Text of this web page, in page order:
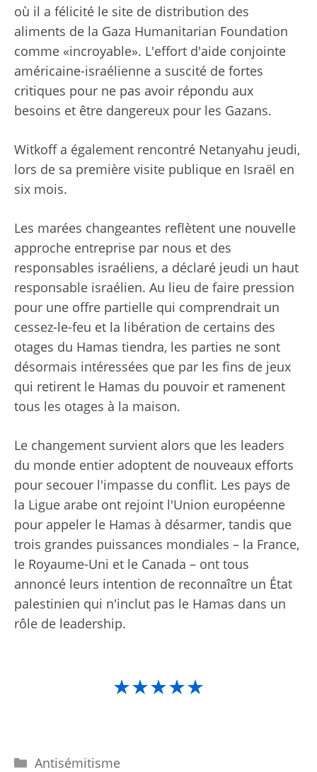
où il a félicité le site de distribution des
aliments de la Gaza Humanitarian Foundation
comme «incroyable». L'effort d'aide conjointe
américaine-israélienne a suscité de fortes
critiques pour ne pas avoir répondu aux
besoins et être dangereux pour les Gazans.
Witkoff a également rencontré Netanyahu jeudi,
lors de sa première visite publique en Israël en
six mois.
Les marées changeantes reflètent une nouvelle
approche entreprise par nous et des
responsables israéliens, a déclaré jeudi un haut
responsable israélien. Au lieu de faire pression
pour une offre partielle qui comprendrait un
cessez-le-feu et la libération de certains des
otages du Hamas tiendra, les parties ne sont
désormais intéressées que par les fins de jeux
qui retirent le Hamas du pouvoir et ramenent
tous les otages à la maison.
Le changement survient alors que les leaders
du monde entier adoptent de nouveaux efforts
pour secouer l'impasse du conflit. Les pays de
la Ligue arabe ont rejoint l'Union européenne
pour appeler le Hamas à désarmer, tandis que
trois grandes puissances mondiales – la France,
le Royaume-Uni et le Canada – ont tous
annoncé leurs intention de reconnaître un État
palestinien qui n'inclut pas le Hamas dans un
rôle de leadership.
★★★★★
Catégories
Antisémitisme